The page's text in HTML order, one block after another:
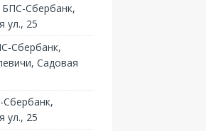
БПС-Сбербанк,
ул., 25
Сбербанк,
Садовая
ул., 25